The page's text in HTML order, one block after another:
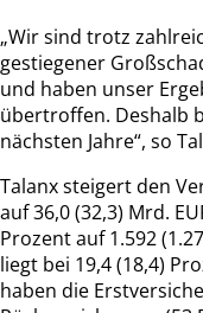
„Wir sind trotz
gestiegener
und haben unser
übertroffen. Deshalb
nächsten Jahre“, so
Talanx steigert den
auf 36,0 (32,3) Mrd.
Prozent auf 1.592
liegt bei 19,4 (18,4)
haben die